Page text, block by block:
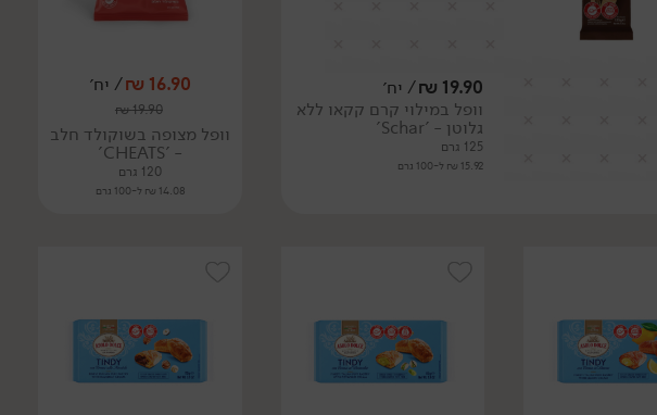
19.90
₪/ יח׳
וופל במילוי קרם קקאו ללא
גלוטן - 'Schar'
125 גרם
15.92 ₪ ל-100 גרם
16.90
₪/ יח׳
19.90
₪
וופל מצופה בשוקולד חלב
- 'CHEATS'
120 גרם
14.08 ₪ ל-100 גרם